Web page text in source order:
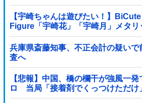
【宇崎ちゃんは遊びたい！】
Figure「宇崎花」「宇崎月」メタ
ライズフィギュア【ラウンドワン限
兵庫県斎藤知事、不正会計の疑いで
査へ
【悲報】中国、橋の欄干が強風一
ロ 当局「接着剤でくっつけただけ
題はない」